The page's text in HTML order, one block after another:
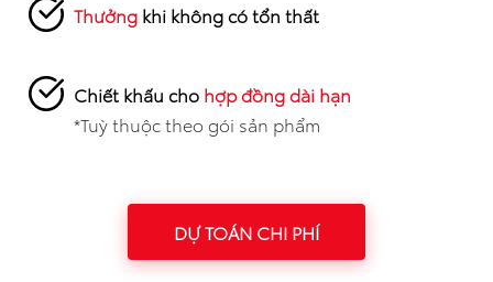
Thưởng khi không có tổn thất
Chiết khấu cho hợp đồng dài hạn
*Tuỳ thuộc theo gói sản phẩm
DỰ TOÁN CHI PHÍ